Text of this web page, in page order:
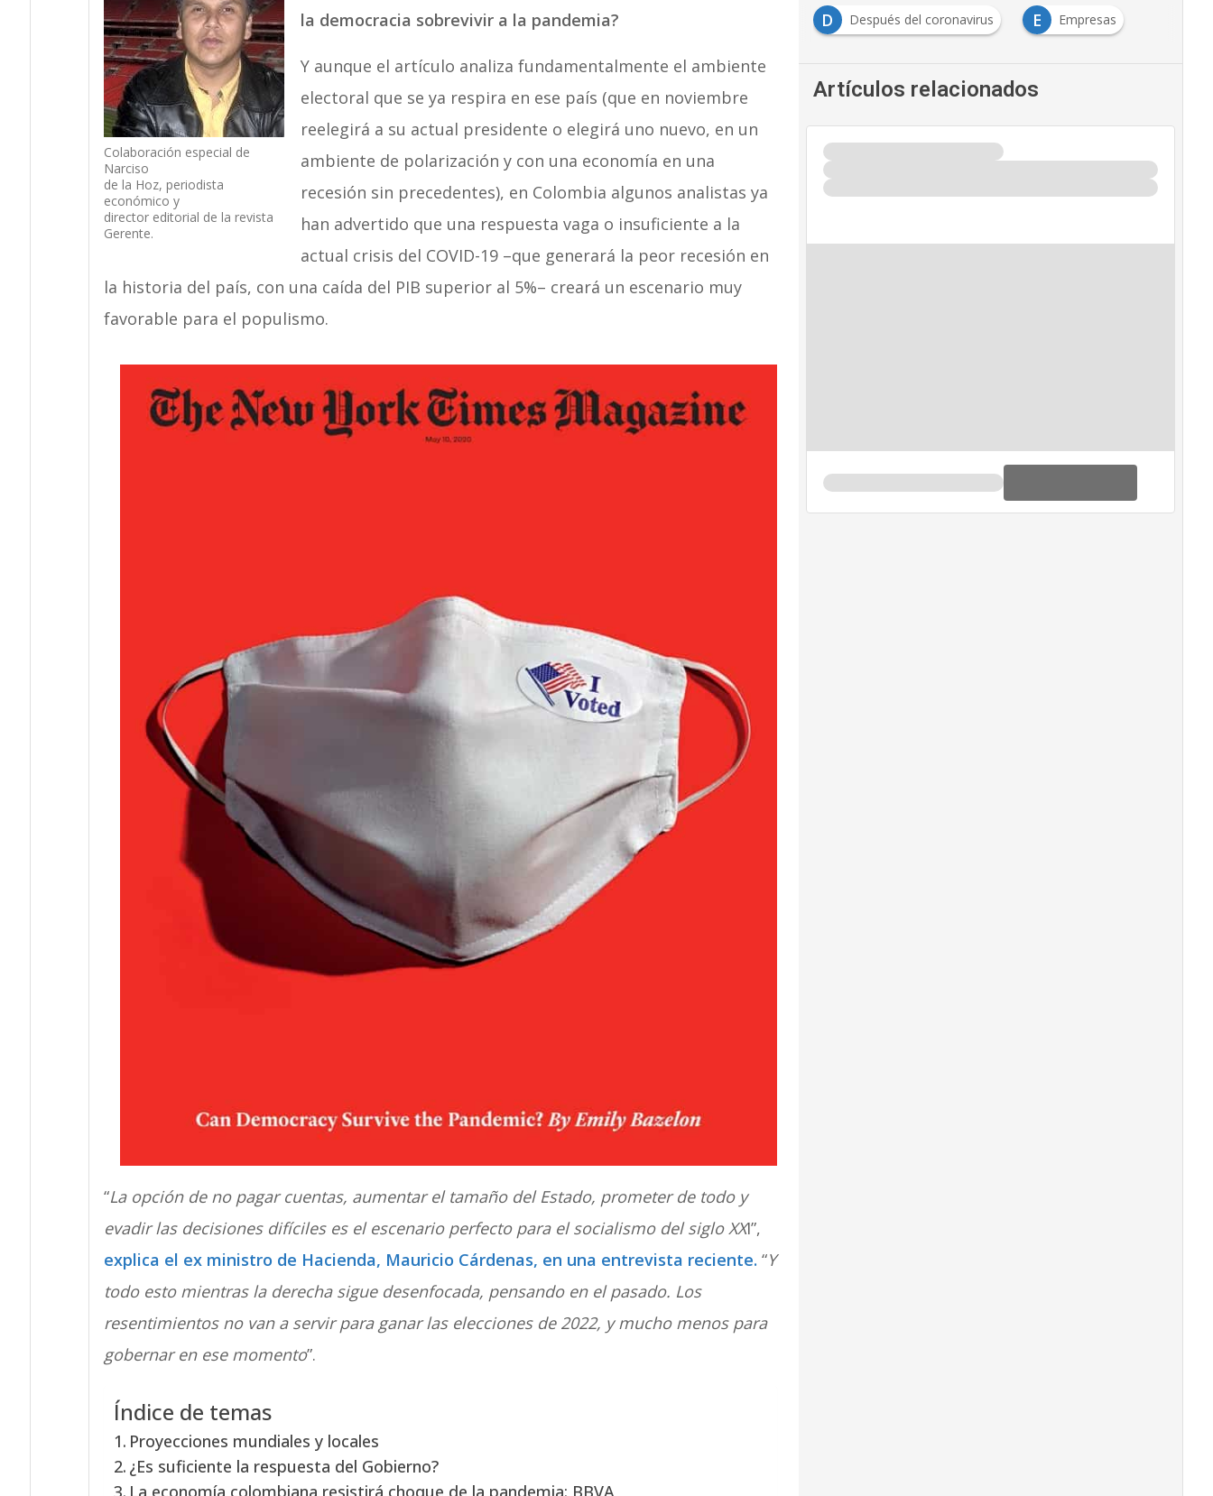
Colaboración especial de
Narciso
de la Hoz, periodista
económico y
director editorial de la revista
Gerente.
la democracia sobrevivir a la pandemia?
Y aunque el artículo analiza fundamentalmente el ambiente
electoral que se ya respira en ese país (que en noviembre
reelegirá a su actual presidente o elegirá uno nuevo, en un
ambiente de polarización y con una economía en una
recesión sin precedentes), en Colombia algunos analistas ya
han advertido que una respuesta vaga o insuficiente a la
actual crisis del COVID-19 –que generará la peor recesión en
la historia del país, con una caída del PIB superior al 5%– creará un escenario muy
favorable para el populismo.
“La opción de no pagar cuentas, aumentar el tamaño del Estado, prometer de todo y
evadir las decisiones difíciles es el escenario perfecto para el socialismo del siglo XXI”,
explica el ex ministro de Hacienda, Mauricio Cárdenas, en una entrevista reciente. “Y
todo esto mientras la derecha sigue desenfocada, pensando en el pasado. Los
resentimientos no van a servir para ganar las elecciones de 2022, y mucho menos para
gobernar en ese momento”.
Índice de temas
Proyecciones mundiales y locales
¿Es suficiente la respuesta del Gobierno?
La economía colombiana resistirá choque de la pandemia: BBVA
D
Después del coronavirus E Empresas
Artículos relacionados